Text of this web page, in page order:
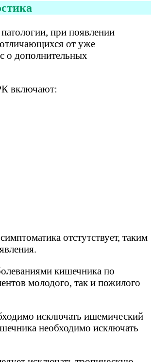
при появлении
от уже
о дополнительных
включают:
отстутствует, таким
кишечника по
молодого, так и пожилого
исключать ишемический
необходимо исключать